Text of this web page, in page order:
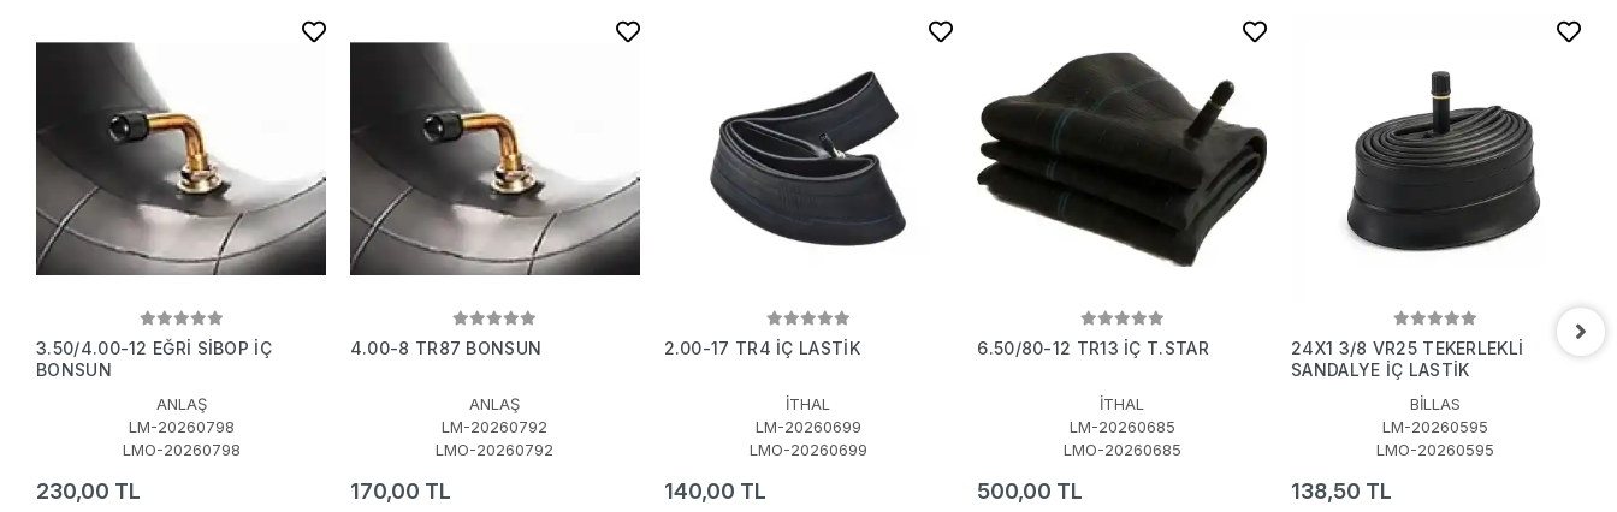
3.50/4.00-12 EĞRİ SİBOP İÇ
BONSUN
ANLAŞ
LM-20260798
LMO-20260798
230,00 TL
4.00-8 TR87 BONSUN
ANLAŞ
LM-20260792
LMO-20260792
170,00 TL
2.00-17 TR4 İÇ LASTİK
İTHAL
LM-20260699
LMO-20260699
140,00 TL
6.50/80-12 TR13 İÇ T.STAR
İTHAL
LM-20260685
LMO-20260685
500,00 TL
24X1 3/8 VR25 TEKERLEKLİ
SANDALYE İÇ LASTİK
BİLLAS
LM-20260595
LMO-20260595
138,50 TL